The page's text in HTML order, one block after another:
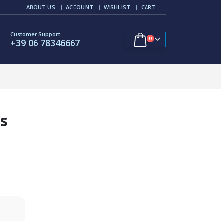
ABOUT US ACCOUNT WISHLIST CART
Customer Support
+39 06 78346667 0